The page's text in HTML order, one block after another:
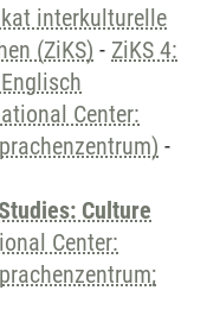
interkulturelle
(ZiKS) - ZiKS 4:
Center:
-
Culture
Center: